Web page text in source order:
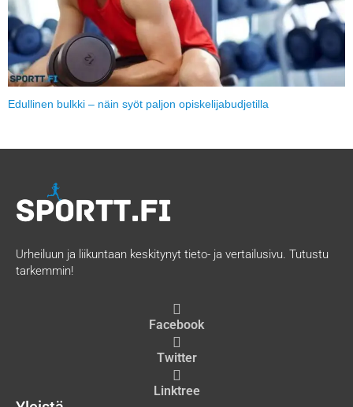
Edullinen bulkki – näin syöt paljon opiskelijabudjetilla
Urheiluun ja liikuntaan keskitynyt tieto- ja vertailusivu. Tutustu
tarkemmin!
Facebook
Twitter
Linktree